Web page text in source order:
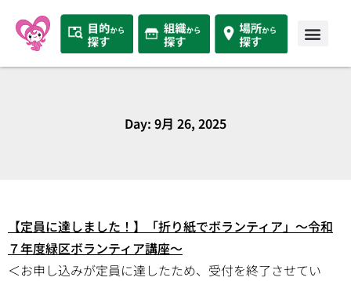
Day: 9月 26, 2025
【定員に達しました！】「折り紙でボランティア」～令和
７年度緑区ボランティア講座～
＜お申し込みが定員に達したため、受付を終了させてい